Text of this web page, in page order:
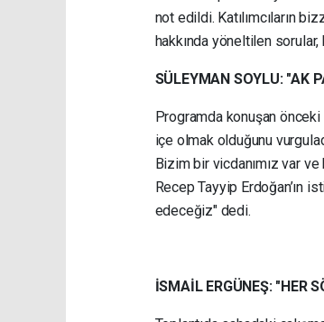
not edildi. Katılımcıların
hakkında yöneltilen sorular,
SÜLEYMAN SOYLU: "AK
Programda konuşan
içe olmak olduğunu
Bizim bir vicdanımız var
Recep Tayyip Erdoğan’ın
edeceğiz" dedi.
İSMAİL ERGÜNEŞ: "HER